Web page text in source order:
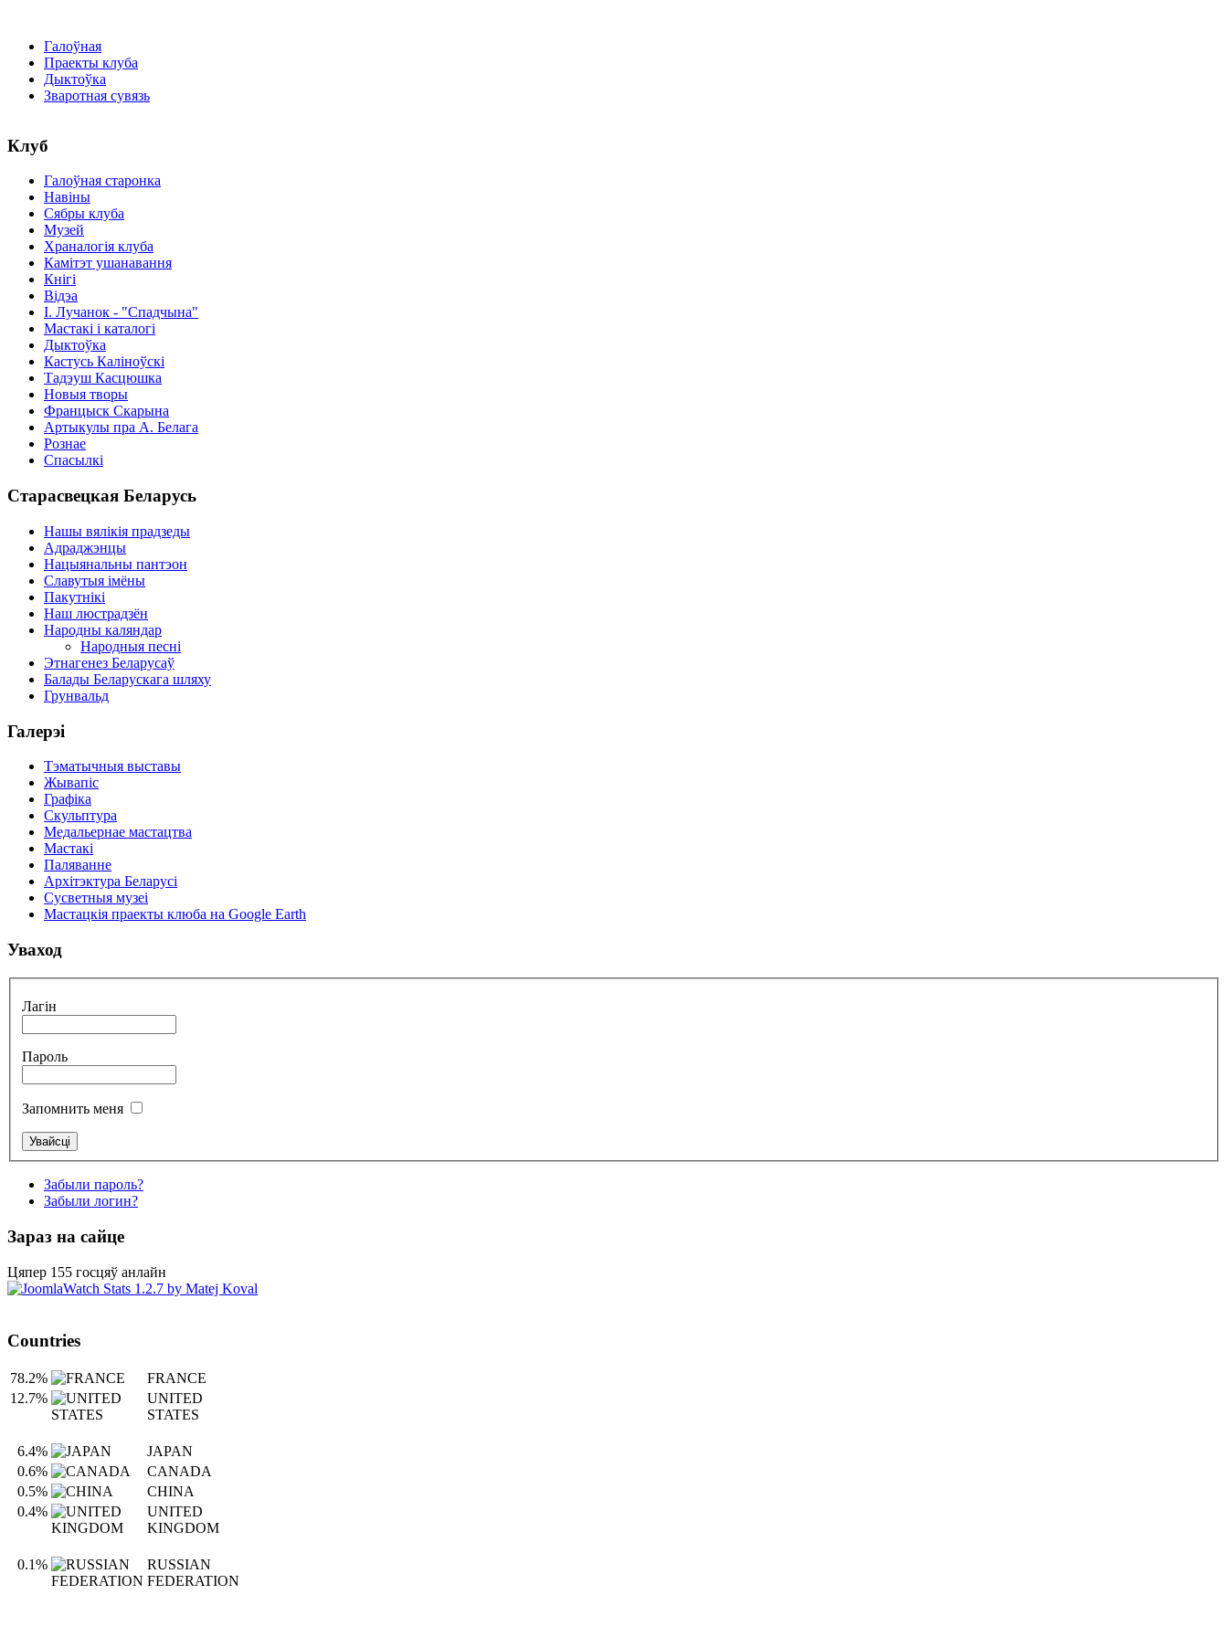
Галоўная
Праекты клуба
Дыктоўка
Зваротная сувязь
Клуб
Галоўная старонка
Навіны
Сябры клуба
Музей
Храналогія клуба
Камітэт ушанавання
Кнігі
Відэа
І. Лучанок - "Спадчына"
Мастакі i каталогi
Дыктоўка
Кастусь Каліноўскі
Тадэуш Касцюшка
Новыя творы
Францыск Скарына
Артыкулы пра А. Белага
Рознае
Спасылкі
Старасвецкая Беларусь
Нашы вялікія прадзеды
Адраджэнцы
Нацыянальны пантэон
Славутыя імёны
Пакутнікі
Наш люстрадзён
Народны каляндар
Народныя песні
Этнагенез Беларусаў
Балады Беларускага шляху
Грунвальд
Галерэі
Тэматычныя выставы
Жывапіс
Графіка
Скульптура
Медальернае мастацтва
Мастакі
Паляванне
Архітэктура Беларусі
Сусветныя музеі
Мастацкія праекты клюба на Google Earth
Уваход
Лагін
Пароль
Запомнить меня
Забыли пароль?
Забыли логин?
Зараз на сайце
Цяпер 155 госцяў анлайн
Countries
78.2%
FRANCE
12.7%
UNITED
STATES
6.4%
JAPAN
0.6%
CANADA
0.5%
CHINA
0.4%
UNITED
KINGDOM
0.1%
RUSSIAN
FEDERATION